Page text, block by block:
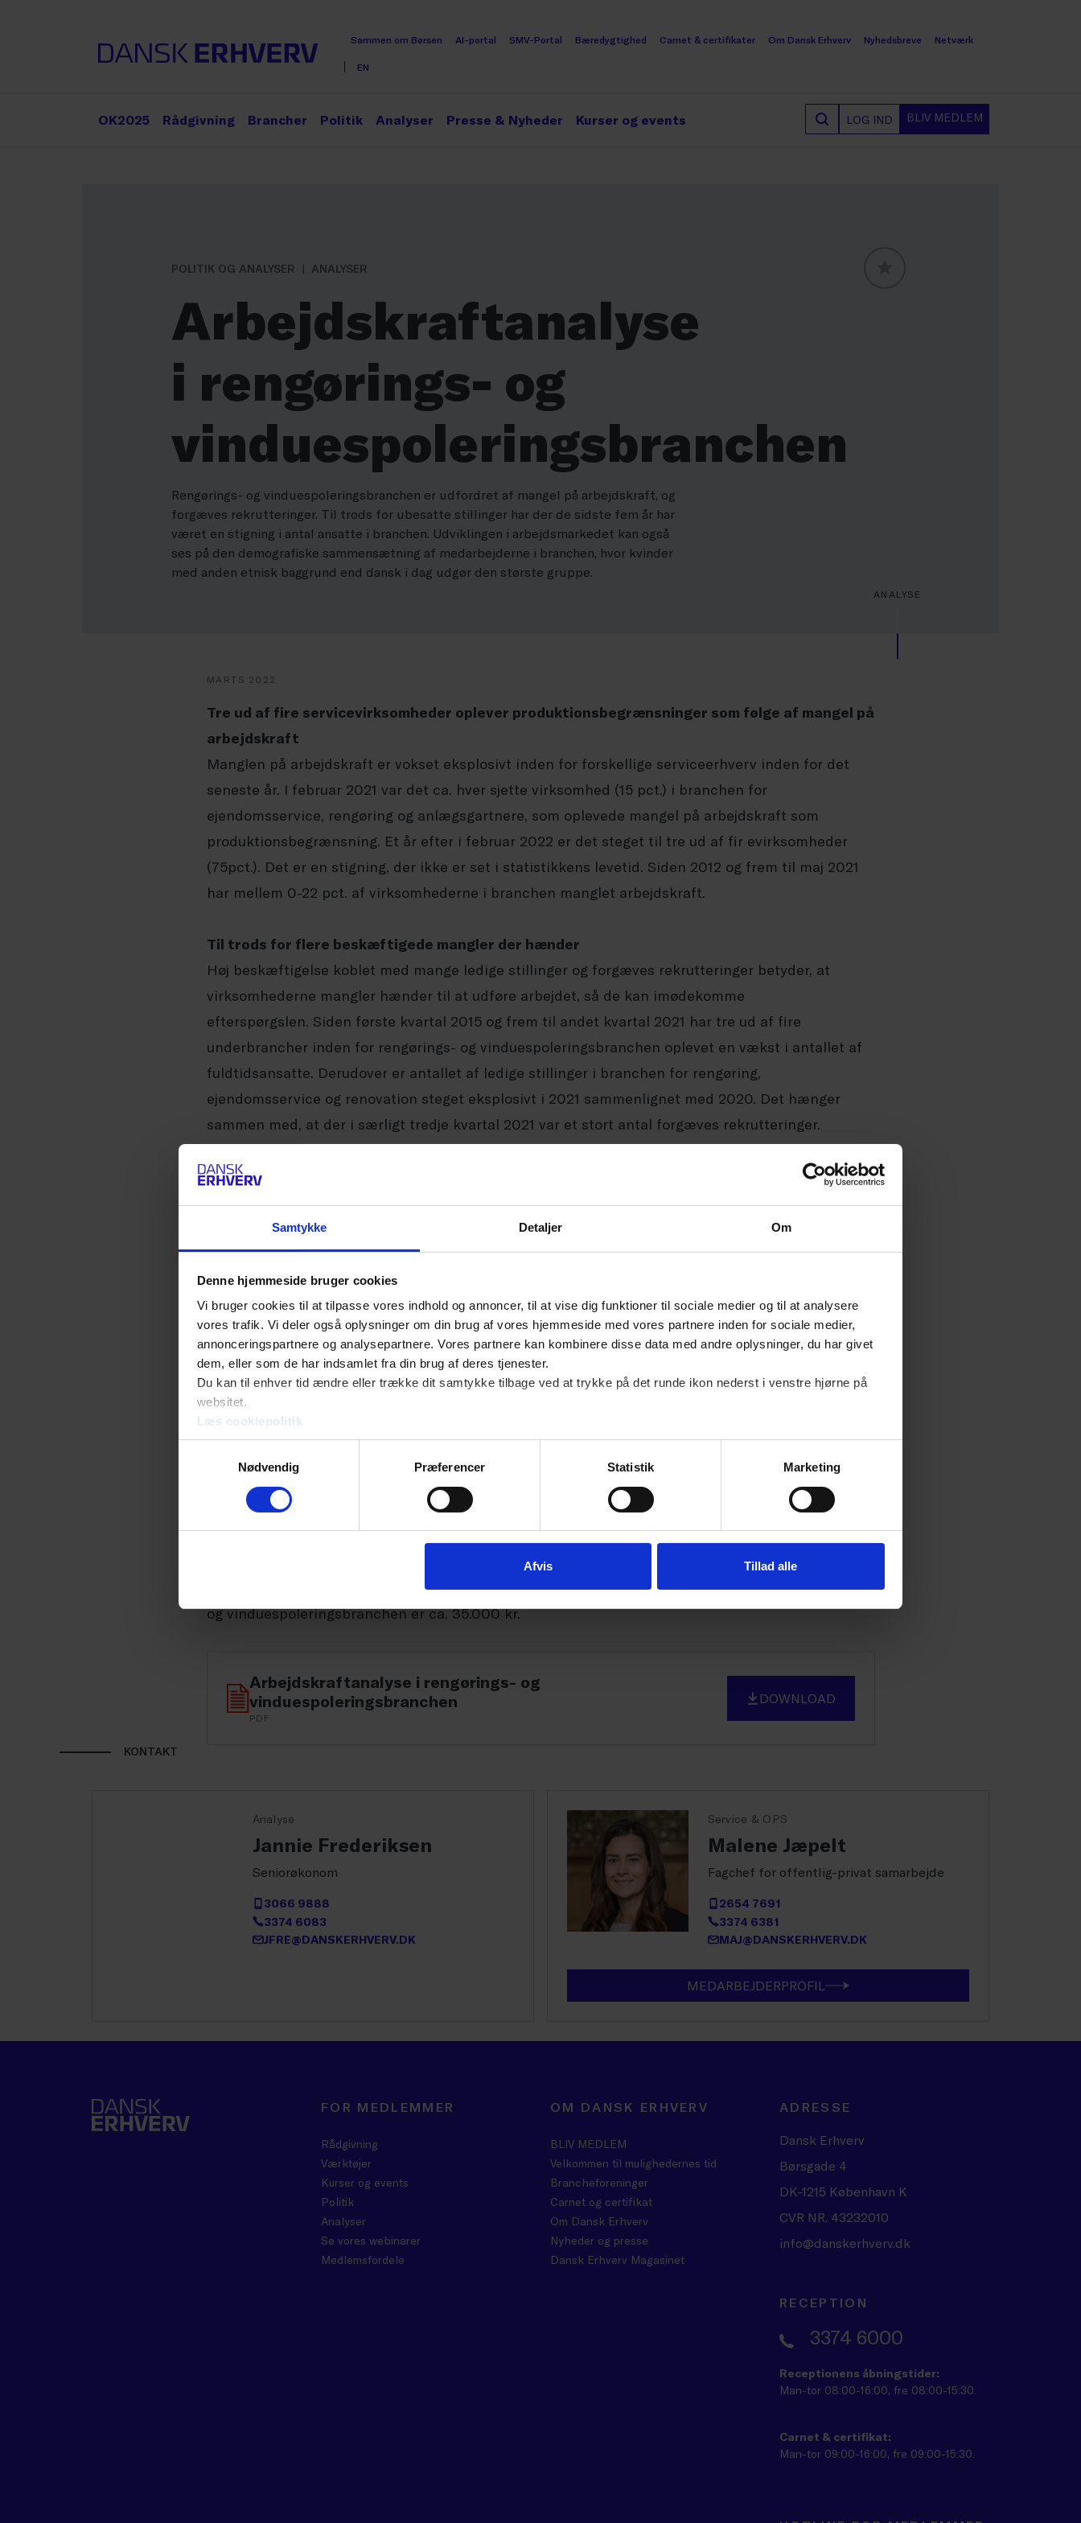
Samtykke Detaljer Om
Denne hjemmeside bruger cookies
Vi bruger cookies til at tilpasse vores indhold og annoncer, til at vise dig funktioner til sociale medier og til at analysere
vores trafik. Vi deler også oplysninger om din brug af vores hjemmeside med vores partnere inden for sociale medier,
annonceringspartnere og analysepartnere. Vores partnere kan kombinere disse data med andre oplysninger, du har givet
dem, eller som de har indsamlet fra din brug af deres tjenester.
Du kan til enhver tid ændre eller trække dit samtykke tilbage ved at trykke på det runde ikon nederst i venstre hjørne på
websitet.
Læs cookiepolitik
Nødvendig
Præferencer Statistik Marketing
Afvis Tillad alle
Sammen om Børsen AI-portal SMV-Portal Bæredygtighed Carnet & certifikater Om Dansk Erhverv Nyhedsbreve Netværk
EN
OK2025 Rådgivning Brancher Politik Analyser Presse & Nyheder Kurser og events LOG IND BLIV MEDLEM
POLITIK OG ANALYSER
ANALYSER
Arbejdskraftanalyse
i rengørings- og
vinduespoleringsbranchen
Rengørings- og vinduespoleringsbranchen er udfordret af mangel på arbejdskraft, og
forgæves rekrutteringer. Til trods for ubesatte stillinger har der de sidste fem år har
været en stigning i antal ansatte i branchen. Udviklingen i arbejdsmarkedet kan også
ses på den demografiske sammensætning af medarbejderne i branchen, hvor kvinder
med anden etnisk baggrund end dansk i dag udgør den største gruppe.
ANALYSE
MARTS 2022
Tre ud af fire servicevirksomheder oplever produktionsbegrænsninger som følge af mangel på
arbejdskraft
Manglen på arbejdskraft er vokset eksplosivt inden for forskellige serviceerhverv inden for det
seneste år. I februar 2021 var det ca. hver sjette virksomhed (15 pct.) i branchen for
ejendomsservice, rengøring og anlægsgartnere, som oplevede mangel på arbejdskraft som
produktionsbegrænsning. Et år efter i februar 2022 er det steget til tre ud af fir evirksomheder
(75pct.). Det er en stigning, der ikke er set i statistikkens levetid. Siden 2012 og frem til maj 2021
har mellem 0-22 pct. af virksomhederne i branchen manglet arbejdskraft.
Til trods for flere beskæftigede mangler der hænder
Høj beskæftigelse koblet med mange ledige stillinger og forgæves rekrutteringer betyder, at
virksomhederne mangler hænder til at udføre arbejdet, så de kan imødekomme
efterspørgslen. Siden første kvartal 2015 og frem til andet kvartal 2021 har tre ud af fire
underbrancher inden for rengørings- og vinduespoleringsbranchen oplevet en vækst i antallet af
fuldtidsansatte. Derudover er antallet af ledige stillinger i branchen for rengøring,
ejendomsservice og renovation steget eksplosivt i 2021 sammenlignet med 2020. Det hænger
sammen med, at der i særligt tredje kvartal 2021 var et stort antal forgæves rekrutteringer.
Den demografiske sammensætning i branchen har særligt udviklet sig ift. herkomst over de
seneste ti år
Mens det uændret er kvinder, der udgør et lille flertal af de beskæftigede i branchen for rengøring
og vinduespolering, er derover de seneste ti år sket en stigning i andelen af ansatte med anden
etnisk herkomst end dansk. I 2011 var ca. hver tredje (32pct.) af de ansatte i rengøringsbranchen
indvandrer eller efterkommer. I 2021 er det steget til ca. hver anden (48pct.). Undersøger vi de
ansattes oprindelsesland, så er de østeuropæiske lande Rumænien og Polen de primære
oprindelseslande næst efter Danmark.
Uddannelse
højest fuldførte uddannelsesniveau. Stort set lige så mange (31 pct.) har en erhvervsfaglig
uddannelsesom højest fuldførte uddannelsesniveau. Lidt flere end hver tiende (12 pct.) har en
gymnasial uddannelse som højest fuldførte uddannelsesniveau. Ganske få af de ansatte i
rengørings- og vinduespoleringsbranchen har en formel rengøringsuddannelsei (2 pct.).
Til sidst viser undersøgelsen, at den gennemsnitlige månedsløn for fuldtidsansatte i rengørings-
og vinduespoleringsbranchen er ca. 35.000 kr.
Arbejdskraftanalyse i rengørings- og
vinduespoleringsbranchen
PDF
DOWNLOAD
KONTAKT
Analyse
Jannie Frederiksen
Seniorøkonom
3066 9888
3374 6083
JFRE@DANSKERHVERV.DK
Service & OPS
Malene Jæpelt
Fagchef for offentlig-privat samarbejde
2654 7691
3374 6381
MAJ@DANSKERHVERV.DK
MEDARBEJDERPROFIL
FOR MEDLEMMER
Rådgivning
Værktøjer
Kurser og events
Politik
Analyser
Se vores webinarer
Medlemsfordele
OM DANSK ERHVERV
BLIV MEDLEM
Velkommen til mulighedernes tid
Brancheforeninger
Carnet og certifikat
Om Dansk Erhverv
Nyheder og presse
Dansk Erhverv Magasinet
ADRESSE
Dansk Erhverv
Børsgade 4
DK-1215 København K
CVR NR. 43232010
info@danskerhverv.dk
RECEPTION
3374 6000
Receptionens åbningstider:
Man-tor 08:00-16:00, fre 08:00-15:30.
Carnet & certifikat:
Man-tor 09:00-16:00, fre 09:00-15:30.